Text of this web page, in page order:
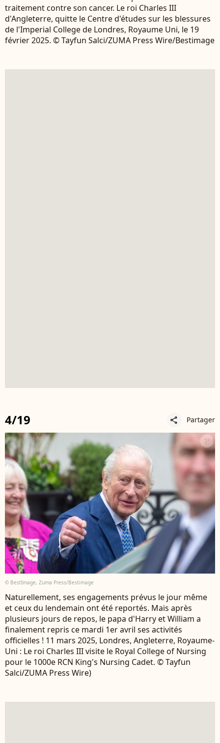
traitement contre son cancer. Le roi Charles III
d'Angleterre, quitte le Centre d'études sur les blessures
de l'Imperial College de Londres, Royaume Uni, le 19
février 2025. © Tayfun Salci/ZUMA Press Wire/Bestimage
4/19 share Partager
© BestImage, Zuma Press/Bestimage
Naturellement, ses engagements prévus le jour même
et ceux du lendemain ont été reportés. Mais après
plusieurs jours de repos, le papa d'Harry et William a
finalement repris ce mardi 1er avril ses activités
officielles ! 11 mars 2025, Londres, Angleterre, Royaume-
Uni : Le roi Charles III visite le Royal College of Nursing
pour le 1000e RCN King's Nursing Cadet. © Tayfun
Salci/ZUMA Press Wire)